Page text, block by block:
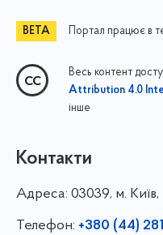
Портал працює в
Весь контент
Attribution 4.0
інше
Контакти
Адреса: 03039, м. Київ,
Телефон: +380 (44)